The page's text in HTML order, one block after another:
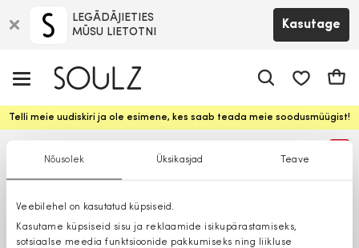
Nõusolek Üksikasjad Teave
Veebilehel on kasutatud küpsiseid.
Kasutame küpsiseid sisu ja reklaamide isikupärastamiseks,
sotsiaalse meedia funktsioonide pakkumiseks ning liikluse
LEGĀDĀJIETIES
MŪSU LIETOTNI
Kasutage
Telli meie uudiskiri ja ole esimene, kes saab teada meie soodusmüügist!